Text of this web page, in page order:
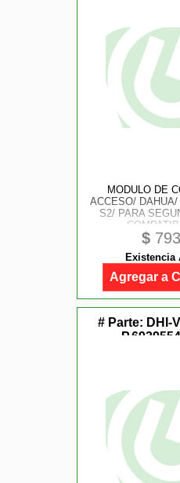
MODULO DE
ACCESO/
S2/ PARA
COMPATIBLE
ELECTRICAS Y
$
Existencia
Agregar a
# Parte: DHI-